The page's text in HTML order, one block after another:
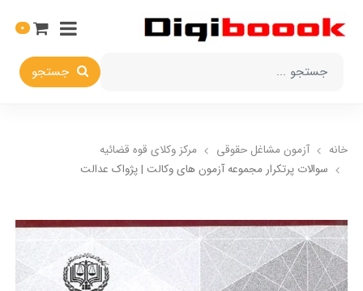
جستجو
0
خانه آزمون مشاغل حقوقی
مرکز وکلای قوه قضائیه
سوالات پرتکرار مجموعه آزمون های وکالت | پژواک عدالت